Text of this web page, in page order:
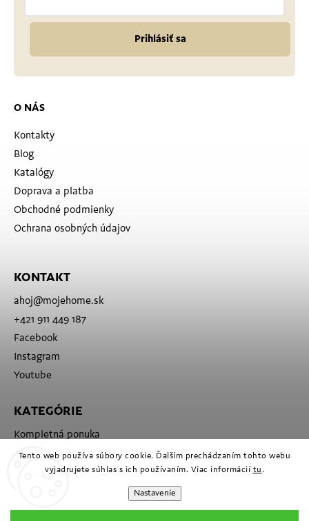
Tento web používa súbory cookie. Ďalším prechádzaním tohto webu
vyjadrujete súhlas s ich používaním. Viac informácií tu.
Nastavenie
O NÁS
Kontakty
Blog
Katalógy
Doprava a platba
Obchodné podmienky
Ochrana osobných údajov
KONTAKT
ahoj@mojehome.sk
+421 911 449 187
Facebook
Instagram
Youtube
Prihlásiť sa
KATEGÓRIE
Kompletná ponuka
Značky